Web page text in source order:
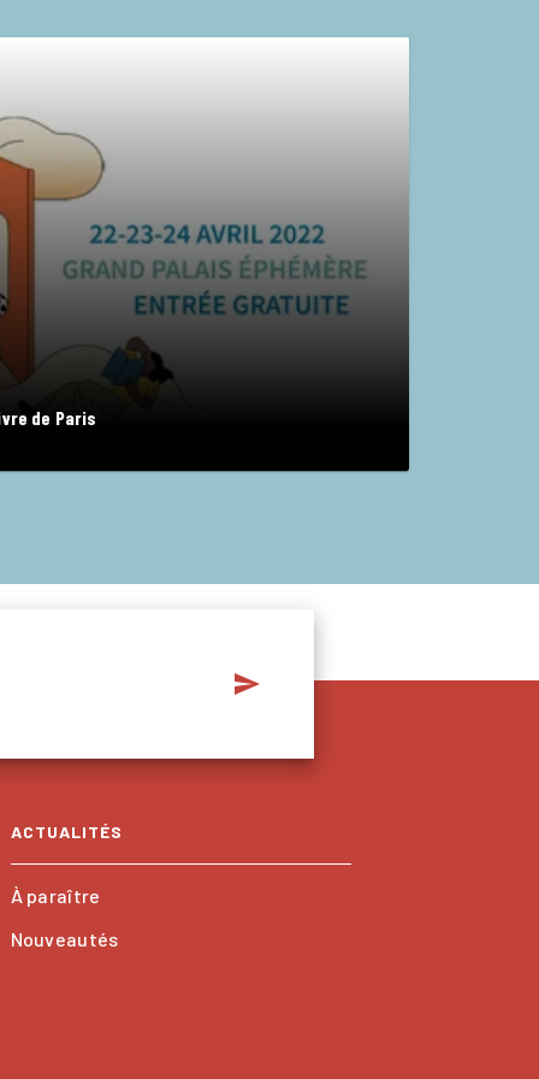
de Paris
send
ACTUALITÉS
À paraître
Nouveautés